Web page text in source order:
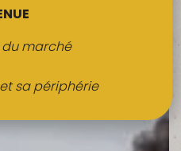
sucrée
du marché
sa périphérie